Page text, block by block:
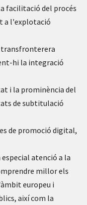
facilitació del procés
a l'explotació
transfronterera
hi la integració
i la prominència del
de subtitulació
de promoció digital,
atenció a la
millor els
europeu i
així com la